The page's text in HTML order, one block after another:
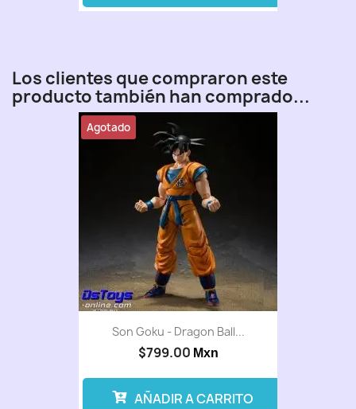
Los clientes que compraron este
producto también han comprado...
Son Goku - Dragon Ball...
$799.00 Mxn
Agotado
AÑADIR A CARRITO